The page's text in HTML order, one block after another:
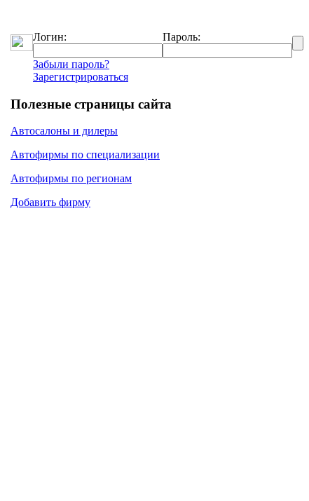
Логин: Пароль:
Забыли пароль?
Зарегистрироваться
Полезные страницы сайта
Автосалоны и дилеры
Автофирмы по специализации
Автофирмы по регионам
Добавить фирму